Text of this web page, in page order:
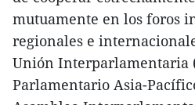
mutuamente en los foros
regionales e
Unión Interparlamentaria
Parlamentario Asia-